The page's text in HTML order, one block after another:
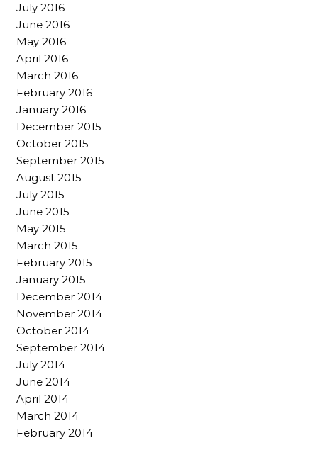
July 2016
June 2016
May 2016
April 2016
March 2016
February 2016
January 2016
December 2015
October 2015
September 2015
August 2015
July 2015
June 2015
May 2015
March 2015
February 2015
January 2015
December 2014
November 2014
October 2014
September 2014
July 2014
June 2014
April 2014
March 2014
February 2014